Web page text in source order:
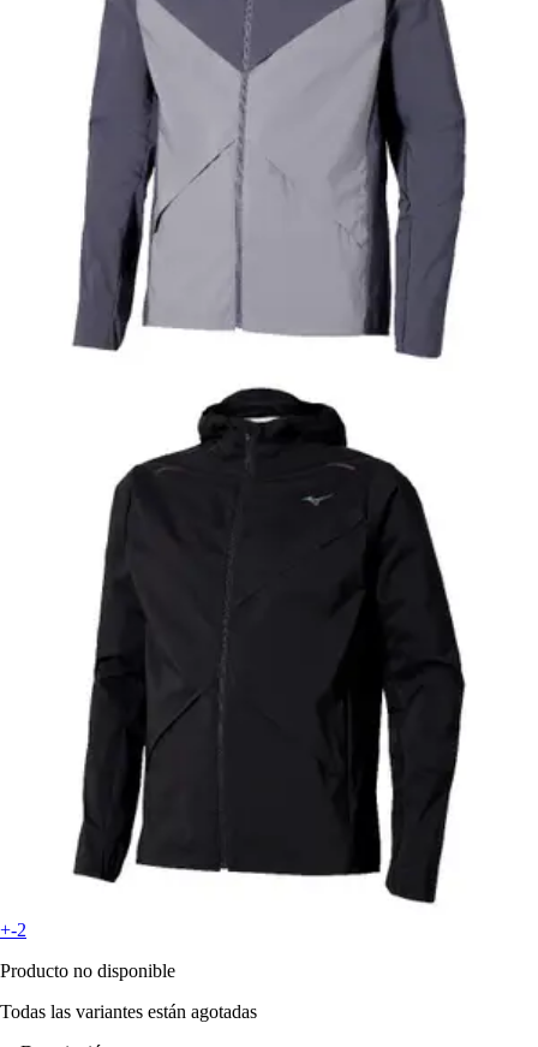
+-2
Producto no disponible
Todas las variantes están agotadas